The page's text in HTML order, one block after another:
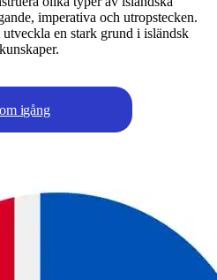
imperativa och utropstecken.
en stark grund i isländsk
igång